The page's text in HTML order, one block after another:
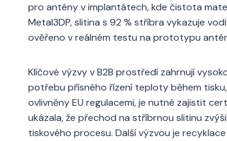
pro antény v implantátech, kde čistota
Metal3DP, slitina s 92 % stříbra vykazuje
ověřeno v reálném testu na prototypu
Klíčové výzvy v B2B prostředí zahrnují
potřebu přísného řízení teploty během
ovlivněny EU regulacemi, je nutné zajistit
ukázala, že přechod na stříbrnou slitinu
tiskového procesu. Další výzvou je